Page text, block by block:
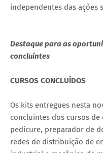
independentes das ações
Destaque para as
concluintes
CURSOS CONCLUÍDOS
Os kits entregues nesta
concluintes dos cursos
pedicure, preparador de
redes de distribuição de